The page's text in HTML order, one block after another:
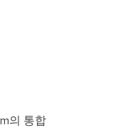
의 통합